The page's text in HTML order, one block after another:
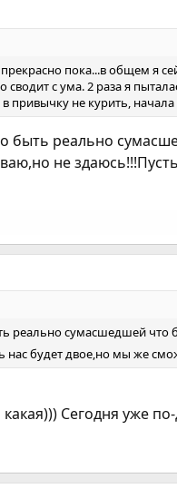
пока...в общем я
сводит с ума. 2 раза я
не курить,
быть реально
не
реально сумасшедшей что
будет двое,но мы же
Сегодня уже